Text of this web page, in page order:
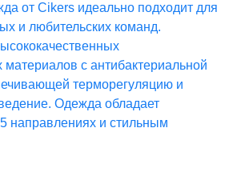
от Cikers идеально подходит для
и любительских команд.
материалов с антибактериальной
терморегуляцию и
Одежда обладает
направлениях и стильным